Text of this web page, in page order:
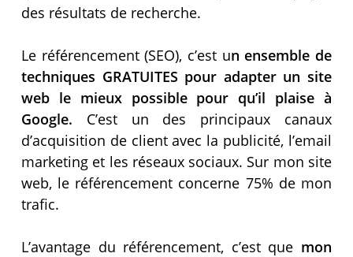
des résultats de recherche.
Le référencement (SEO), c’est un ensemble de
techniques GRATUITES pour adapter un site
web le mieux possible pour qu’il plaise à
Google. C’est un des principaux canaux
d’acquisition de client avec la publicité, l’email
marketing et les réseaux sociaux. Sur mon site
web, le référencement concerne 75% de mon
trafic.
L’avantage du référencement, c’est que mon